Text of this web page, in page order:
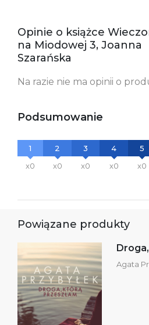
+48
informacje dotyczące
Opinie o książce
na Miodowej 3, Joanna
Szarańska
Na razie nie ma opinii o
Podsumowanie
1
x0
2
x0
3
x0
4
x0
5
x0
Powiązane produkty
Agata